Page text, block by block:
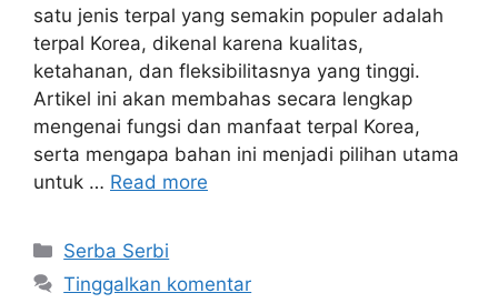
satu jenis terpal yang semakin populer adalah
terpal Korea, dikenal karena kualitas,
ketahanan, dan fleksibilitasnya yang tinggi.
Artikel ini akan membahas secara lengkap
mengenai fungsi dan manfaat terpal Korea,
serta mengapa bahan ini menjadi pilihan utama
untuk … Read more
Kategori
Serba Serbi
Tinggalkan komentar